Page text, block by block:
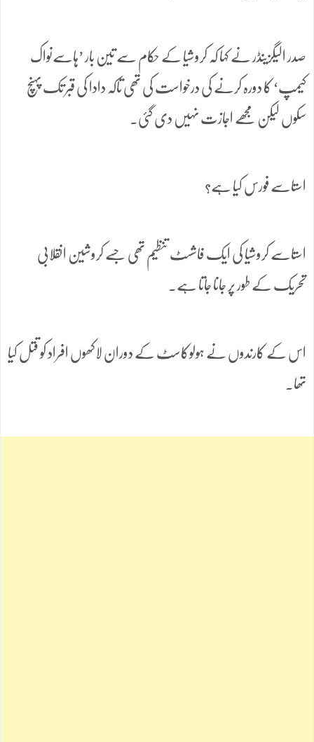
صدر الیگزینڈر نے کہا کہ کروشیا کے حکام سے تین بار ’ہاسےنواک
کیمپ‘ کا دورہ کرنے کی درخواست کی تھی تاکہ دادا کی قبر تک پہنچ
سکوں لیکن مجھے اجازت نہیں دی گئی۔
استاسے فورس کیا ہے؟
استاسے کروشیا کی ایک فاشسٹ تنظیم تھی جسے کروشین انقلابی
تحریک کے طور پر جانا جاتا ہے۔
اس کے کارندوں نے ہولوکاسٹ کے دوران لاکھوں افراد کو قتل کیا
تھا۔